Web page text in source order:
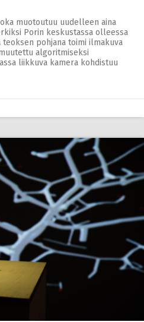
muotoutuu uudelleen aina
Porin keskustassa olleessa
pohjana toimi ilmakuva
algoritmiseksi
liikkuva kamera kohdistuu